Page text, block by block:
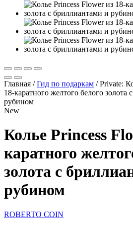
Главная /Гид по подаркам /Private:
18-каратного желтого белого золота
рубином
New
Колье Princess
каратного
золота с
рубином
ROBERTO COIN